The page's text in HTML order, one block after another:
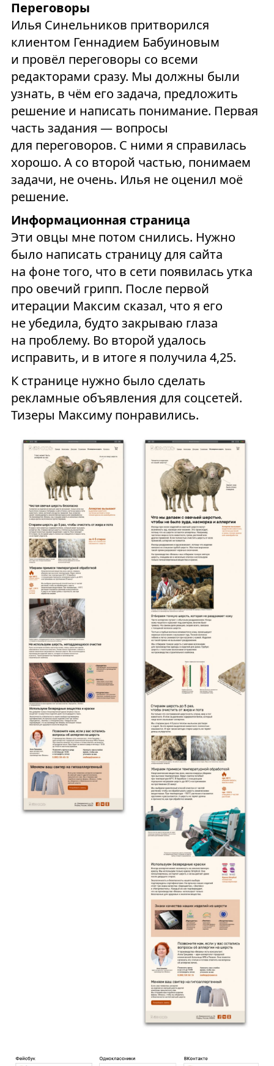
Переговоры
Илья Синельников притворился
клиентом Геннадием Бабуиновым
и провёл переговоры со всеми
редакторами сразу. Мы должны были
узнать, в чём его задача, предложить
решение и написать понимание. Первая
часть задания — вопросы
для переговоров. С ними я справилась
хорошо. А со второй частью, понимаем
задачи, не очень. Илья не оценил моё
решение.
Информационная страница
Эти овцы мне потом снились. Нужно
было написать страницу для сайта
на фоне того, что в сети появилась утка
про овечий грипп. После первой
итерации Максим сказал, что я его
не убедила, будто закрываю глаза
на проблему. Во второй удалось
исправить, и в итоге я получила 4,25.
К странице нужно было сделать
рекламные объявления для соцсетей.
Тизеры Максиму понравились.